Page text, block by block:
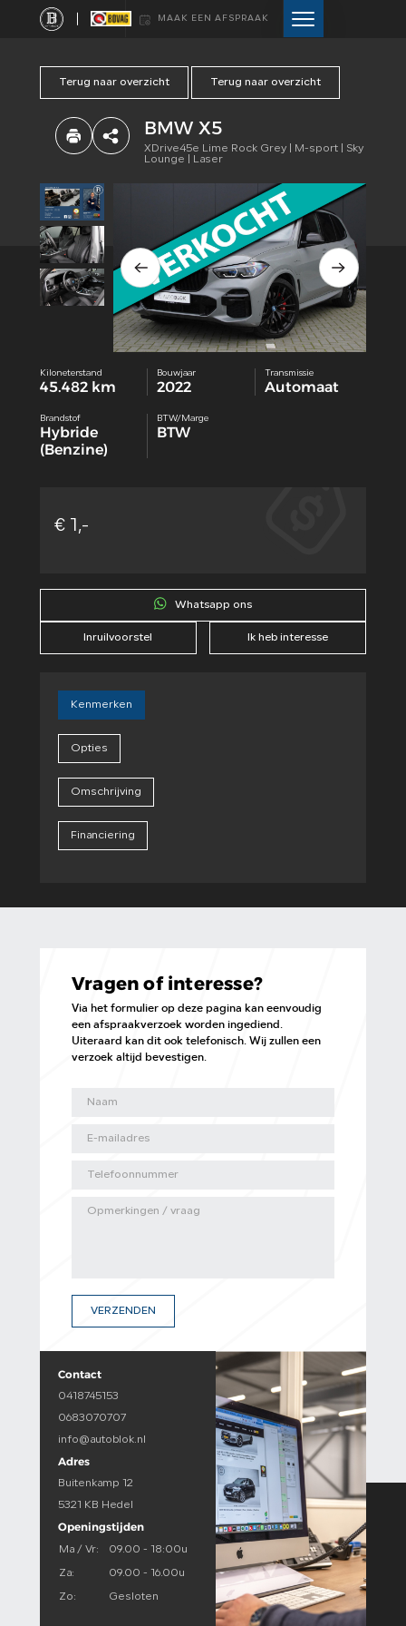
MAAK EEN AFSPRAAK
HOME
AANBOD
DIENSTEN
VERKOCHT
WEBSHOP
OVER ONS
CONTACT
Terug naar overzicht Terug naar overzicht
BMW X5
XDrive45e Lime Rock Grey | M-sport | Sky
Lounge | Laser
Kiloneterstand
45.482 km
Bouwjaar
2022
Transmissie
Automaat
Brandstof
Hybride
(Benzine)
BTW/Marge
BTW
€ 1,-
Whatsapp ons
Inruilvoorstel Ik heb interesse
Kenmerken
Opties
Omschrijving
Financiering
Vragen of interesse?
Via het formulier op deze pagina kan eenvoudig
een afspraakverzoek worden ingediend.
Uiteraard kan dit ook telefonisch. Wij zullen een
verzoek altijd bevestigen.
VERZENDEN
Contact
0418745153
0683070707
info@autoblok.nl
Adres
Buitenkamp 12
5321 KB Hedel
Openingstijden
Ma / Vr: 09.00 - 18:00u
Za: 09.00 - 16.00u
Zo: Gesloten